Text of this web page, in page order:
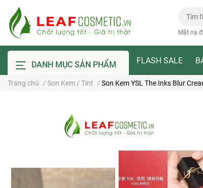
Mặt nạ
DANH MỤC SẢN PHẨM FLASH SALE
Trang chủ / Son Kem / Tint / Son Kem YSL The Inks Blur